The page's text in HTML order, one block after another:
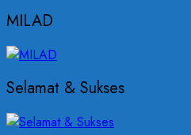
MILAD
Selamat & Sukses